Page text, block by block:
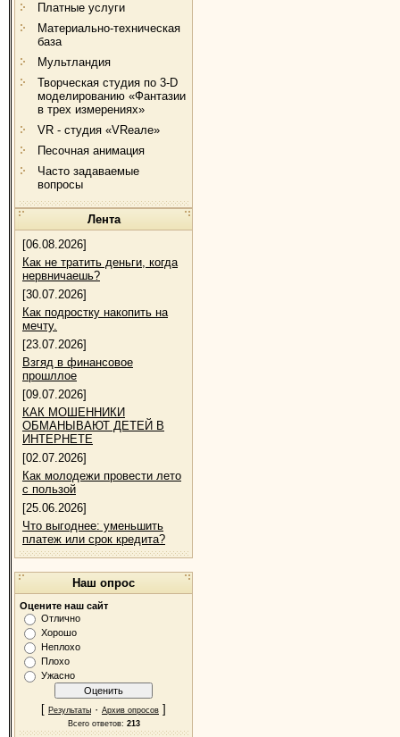
Платные услуги
Материально-техническая
база
Мультландия
Творческая студия по 3-D
моделированию «Фантазии
в трех измерениях»
VR - студия «VRеале»
Песочная анимация
Часто задаваемые
вопросы
Лента
[06.08.2026]
Как не тратить деньги, когда
нервничаешь?
[30.07.2026]
Как подростку накопить на
мечту.
[23.07.2026]
Взгяд в финансовое
прошллое
[09.07.2026]
КАК МОШЕННИКИ
ОБМАНЫВАЮТ ДЕТЕЙ В
ИНТЕРНЕТЕ
[02.07.2026]
Как молодежи провести лето
с пользой
[25.06.2026]
Что выгоднее: уменьшить
платеж или срок кредита?
Наш опрос
Оцените наш сайт
Отлично
Хорошо
Неплохо
Плохо
Ужасно
[ Результаты · Архив опросов ]
Всего ответов: 213